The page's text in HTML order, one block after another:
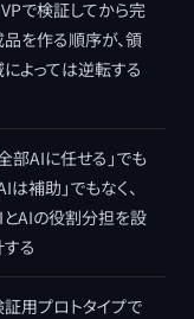
で検証してから完
品を作る順序が、領
よっては逆転する
全部AIに任せる」でも
は補助」でもなく、
とAIの役割分担を設
る
用プロトタイプで